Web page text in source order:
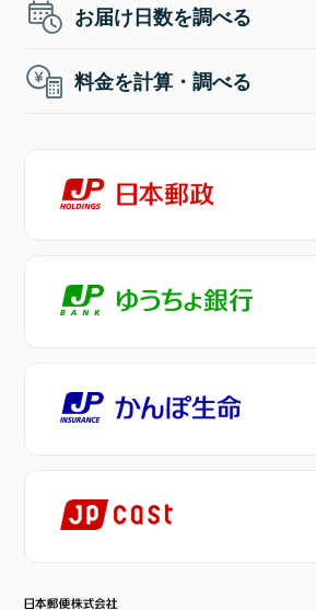
お届け日数を調べる
料金を計算・調べる